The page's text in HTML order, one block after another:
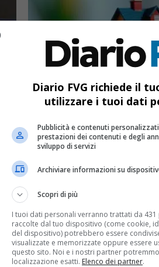
Fondo affitti Udine
aumento del 5,7%
Fondo affitti: +5,7% rispetto
all’emergenza abitativa.
Diario FVG richiede il
utilizzare i tuoi dati
Pubblicità e contenuti
prestazioni dei contenuti e degli
sviluppo di servizi
Archiviare informazioni su
Scopri di più
I tuoi dati personali verranno trattati da
raccolte dal tuo dispositivo (come cookie,
del dispositivo) potrebbero essere
visualizzate e memorizzate oppure essere
questo sito. Noi e i nostri partner
localizzazione esatti. Elenco dei partner.